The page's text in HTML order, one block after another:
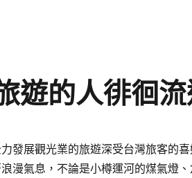
遊的人徘徊
發展觀光業的旅遊深受台灣旅客的喜
漫氣息，不論是小樽運河的煤氣燈